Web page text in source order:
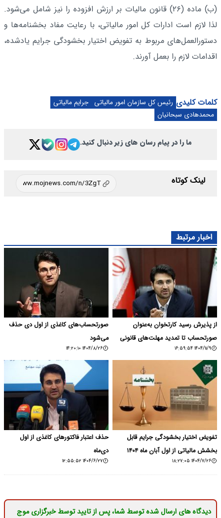
(ب) ماده (۲۶) قانون مالیات بر ارزش افزوده را نیز شامل می‌شود.
لذا لازم است ادارات کل امور مالیاتی، با رعایت مفاد بخشنامه‌ها و
دستورالعمل‌های مربوط به تفویض اختیار بخشودگی جرایم یادشده،
اقدامات لازم را بعمل آورند.
کلمات کلیدی رئیس کل سازمان امور مالیاتی جرایم مالیاتی
محمدهادی سبحانیان
ما را در پیام رسان های زیر دنبال کنید.
لینک کوتاه
اخبار مرتبط
از پذیرش رسید کارتخوان به‌عنوان
صورتحساب تا تمدید مهلت‌های قانونی
۱۴۰۴/۱۱/۹ ۱۶:۵۹:۵۴
صورتحساب‌های کاغذی از اول دی‌ حذف
می‌شود
۱۴۰۴/۸/۲۶ ۱۴:۲۰:۱۰
تفویض اختیار بخشودگی جرایم قابل
بخشش مالیاتی از اول آبان ماه ۱۴۰۴
۱۴۰۴/۷/۲۶ ۱۸:۲۷:۰۵
حذف اعتبار فاکتورهای کاغذی از اول
دی‌ماه
۱۴۰۴/۶/۲۷ ۱۲:۵۵:۵۲
دیدگاه های ارسال شده توسط شما، پس از تایید توسط خبرگزاری موج